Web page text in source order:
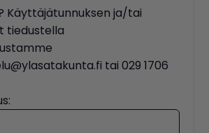
Käyttäjätunnuksen ja/tai
tiedustella
tai 029 1706